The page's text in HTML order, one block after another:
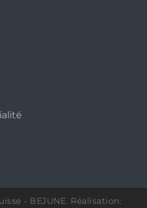
- BEJUNE. Réalisation: